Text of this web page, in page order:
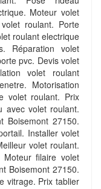
Moteur volet
roulant. Porte
roulant electrique
Réparation volet
pvc. Devis volet
volet roulant
Motorisation
volet roulant. Prix
avec volet roulant.
Boisemont 27150.
Installer volet
volet roulant.
Moteur filaire volet
Boisemont 27150.
vitrage. Prix tablier